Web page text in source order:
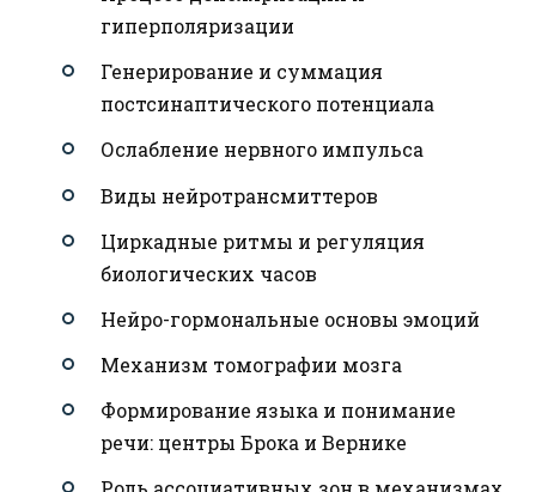
гиперполяризации
Генерирование и суммация
постсинаптического потенциала
Ослабление нервного импульса
Виды нейротрансмиттеров
Циркадные ритмы и регуляция
биологических часов
Нейро-гормональные основы эмоций
Механизм томографии мозга
Формирование языка и понимание
речи: центры Брока и Вернике